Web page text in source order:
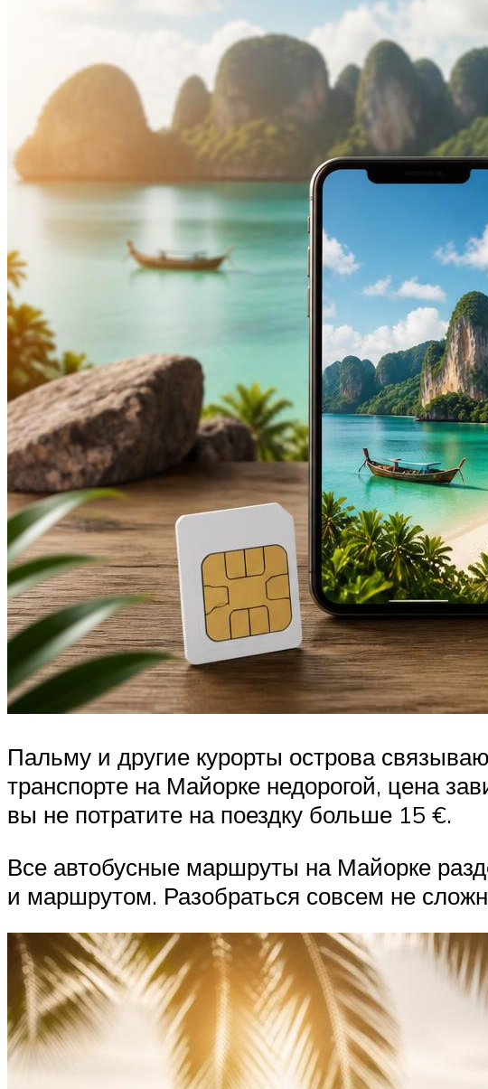
Пальму и другие курорты острова
транспорте на Майорке недорогой, цена
вы не потратите на поездку больше 15 €.
Все автобусные маршруты на Майорке
и маршрутом. Разобраться совсем не